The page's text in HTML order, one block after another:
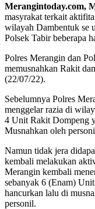
Merangintoday.com,
masyrakat terkait
wilayah Dambentuk se
Polsek Tabir beberapa
Polres Merangin dan
memusnahkan Rakit
(22/07/22).
Sebelumnya Polres
menggelar razia di
4 Unit Rakit Dompeng
Musnahkan oleh
Namun tidak jera
kembali melakukan
Merangin kembali
sebanyak 6 (Enam)
hancurkan lalu di
personil.